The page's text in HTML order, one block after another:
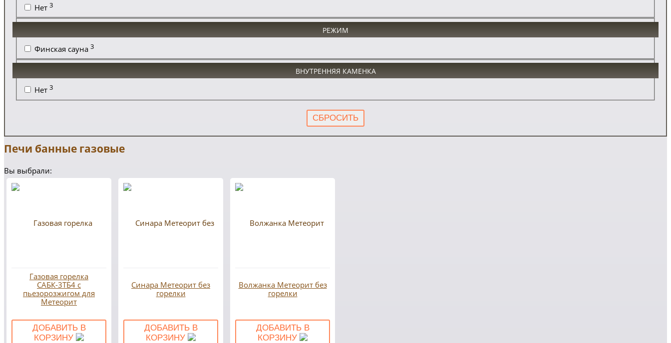
Нет3
РЕЖИМ
Финская сауна3
ВНУТРЕННЯЯ КАМЕНКА
Нет3
СБРОСИТЬ
Печи банные газовые
Вы выбрали:
Газовая горелка
САБК-3ТБ4 с
пьезорозжигом для
Метеорит
ДОБАВИТЬ В
КОРЗИНУ
Синара Метеорит без
горелки
ДОБАВИТЬ В
КОРЗИНУ
Волжанка Метеорит без
горелки
ДОБАВИТЬ В
КОРЗИНУ